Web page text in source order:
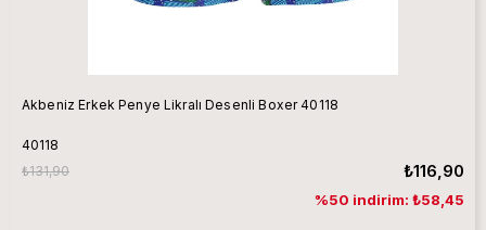
Akbeniz Erkek Penye Likralı Desenli Boxer 40118
40118
₺116,90
₺131,90
%50 indirim: ₺58,45